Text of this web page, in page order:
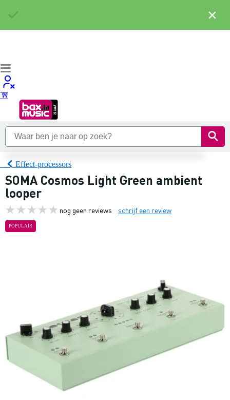
Effect-processors
SOMA Cosmos Light Green ambient
looper
nog geen reviews schrijf een review
POPULAIR
×